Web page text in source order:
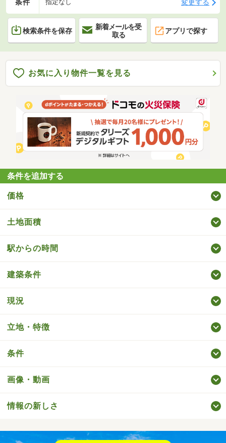
条件 指定なし 変更する
検索条件を保存
新着メールを受
取る
アプリで探す
お気に入り物件一覧を見る
条件を追加する
価格
土地面積
駅からの時間
建築条件
現況
立地・特徴
条件
画像・動画
情報の新しさ